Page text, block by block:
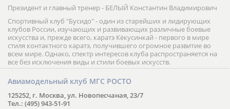
Президент и главный тренер - БЕЛЫЙ Константин Владимирович
Спортивный клуб "Бусидо" - один из старейших и лидирующих
клубов России, изучающих и развивающих различные боевые
искусства и, прежде всего, каратэ Кёкусинкай - первого в мире
стиля контактного каратэ, получившего огромное развитие во
всем мире. Однако, спектр интересов клуба распространяется на
все без исключения виды и стили боевых искусств.
Авиамодельный клуб МГС РОСТО
125252, г. Москва, ул. Новопесчаная, 23/7
Тел.: (495) 943-51-91